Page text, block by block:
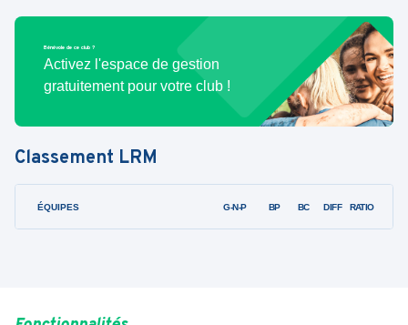
Bénévole de ce club ?
Activez l'espace de gestion
gratuitement pour votre club !
Classement LRM
ÉQUIPES G-N-P BP BC DIFF RATIO